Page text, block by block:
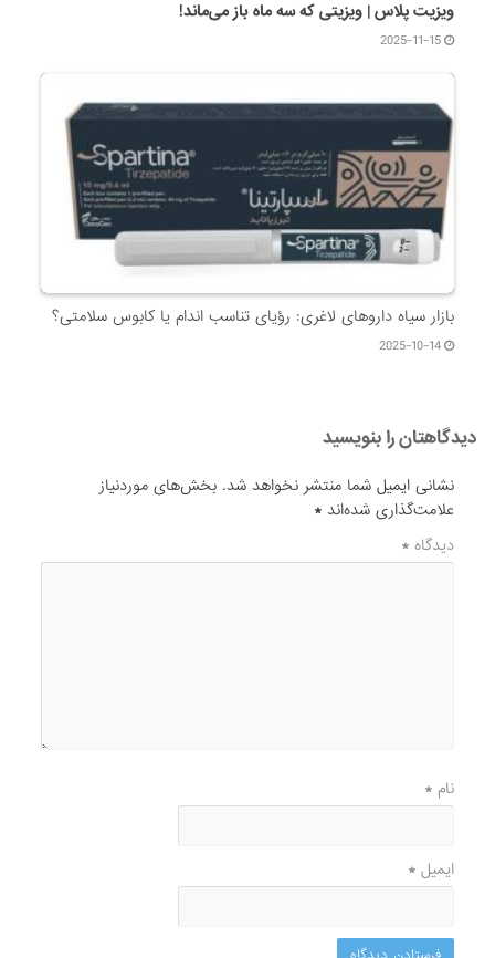
ویزیت پلاس | ویزیتی که سه ماه باز می‌ماند!
2025-11-15
بازار سیاه داروهای لاغری: رؤیای تناسب اندام یا کابوس سلامتی؟
2025-10-14
دیدگاهتان را بنویسید
نشانی ایمیل شما منتشر نخواهد شد. بخش‌های موردنیاز
علامت‌گذاری شده‌اند*
دیدگاه*
نام*
ایمیل*